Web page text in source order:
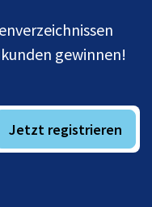
gewinnen!
Jetzt registrieren